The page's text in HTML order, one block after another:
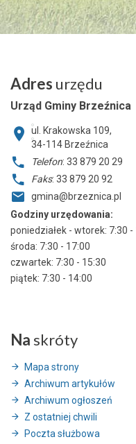
Adres urzędu
Urząd Gminy Brzeźnica
ul. Krakowska 109,
34-114 Brzeźnica
Telefon: 33 879 20 29
Faks: 33 879 20 92
gmina@brzeznica.pl
Godziny urzędowania:
poniedziałek - wtorek: 7:30 -
środa: 7:30 - 17:00
czwartek: 7:30 - 15:30
piątek: 7:30 - 14:00
Na skróty
Mapa strony
Archiwum artykułów
Archiwum ogłoszeń
Z ostatniej chwili
Poczta służbowa